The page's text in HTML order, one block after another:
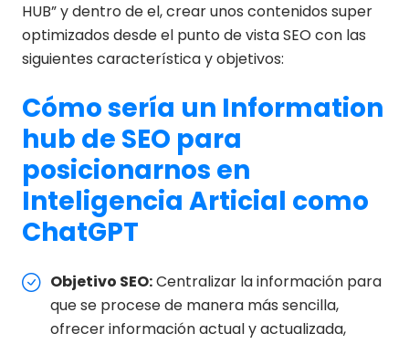
HUB” y dentro de el, crear unos contenidos super
optimizados desde el punto de vista SEO con las
siguientes característica y objetivos:
Cómo sería un Information
hub de SEO para
posicionarnos en
Inteligencia Articial como
ChatGPT
Objetivo SEO:Centralizar la información para
que se procese de manera más sencilla,
ofrecer información actual y actualizada,